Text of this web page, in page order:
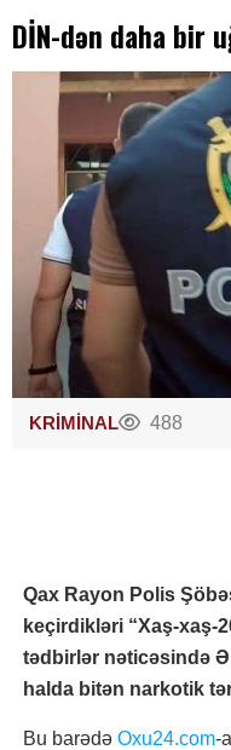
DİN-dən daha bir
KRİMİNAL 488
Qax Rayon Polis
keçirdikləri “Xaş-xaş-
tədbirlər nəticəsində
halda bitən narkotik
Bu barədə Oxu24.com-